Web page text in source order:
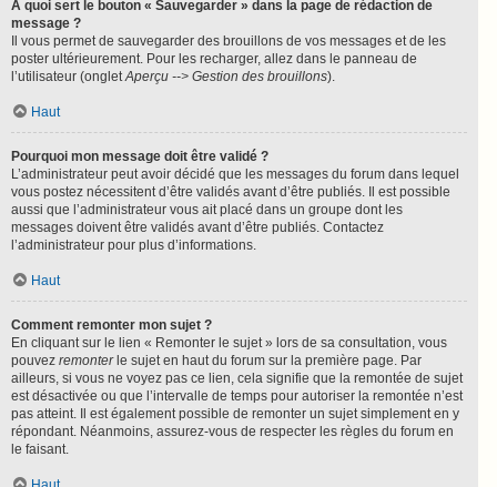
À quoi sert le bouton « Sauvegarder » dans la page de rédaction de
message ?
Il vous permet de sauvegarder des brouillons de vos messages et de les
poster ultérieurement. Pour les recharger, allez dans le panneau de
l’utilisateur (ongletAperçu --> Gestion des brouillons).
Haut
Pourquoi mon message doit être validé ?
L’administrateur peut avoir décidé que les messages du forum dans lequel
vous postez nécessitent d’être validés avant d’être publiés. Il est possible
aussi que l’administrateur vous ait placé dans un groupe dont les
messages doivent être validés avant d’être publiés. Contactez
l’administrateur pour plus d’informations.
Haut
Comment remonter mon sujet ?
En cliquant sur le lien « Remonter le sujet » lors de sa consultation, vous
pouvez remonterle sujet en haut du forum sur la première page. Par
ailleurs, si vous ne voyez pas ce lien, cela signifie que la remontée de sujet
est désactivée ou que l’intervalle de temps pour autoriser la remontée n’est
pas atteint. Il est également possible de remonter un sujet simplement en y
répondant. Néanmoins, assurez-vous de respecter les règles du forum en
le faisant.